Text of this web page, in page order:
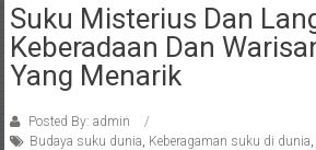
Suku Misterius Dan
Keberadaan Dan
Yang Menarik
Posted By: admin
Budaya suku dunia, Keberagaman suku di dunia,